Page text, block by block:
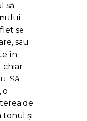
să
se
sau
în
chiar
Să
o
de
tonul și